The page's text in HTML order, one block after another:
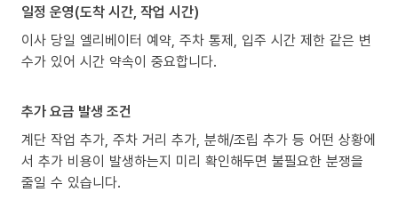
일정 운영(도착 시간, 작업 시간)
이사 당일 엘리베이터 예약, 주차 통제, 입주 시간 제한 같은 변
수가 있어 시간 약속이 중요합니다.
추가 요금 발생 조건
계단 작업 추가, 주차 거리 추가, 분해/조립 추가 등 어떤 상황에
서 추가 비용이 발생하는지 미리 확인해두면 불필요한 분쟁을
줄일 수 있습니다.